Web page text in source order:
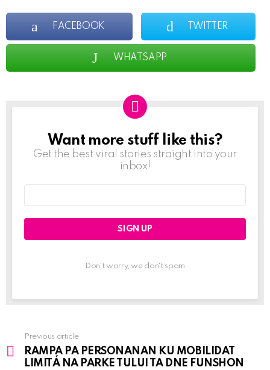
FACEBOOK TWITTER
WHATSAPP
NEWSLETTER
Want more stuff like this?
Get the best viral stories straight into your
inbox!
Don't worry, we don't spam
See
more
Previous article
RAMPA PA PERSONANAN KU MOBILIDAT
LIMITÁ NA PARKE TULUI TA DNE FUNSHON